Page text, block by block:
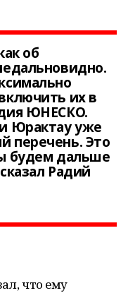
об
их в
ЮНЕСКО.
Юрактау уже
перечень. Это
будем дальше
Радий
что ему